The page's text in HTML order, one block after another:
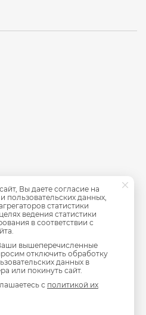
данных
организации
Вы даете согласие на
пользовательских данных,
статистики
ведения статистики
в соответствии с
вышеперечисленные
отключить обработку
данных в
или покинуть сайт.
с политикой их